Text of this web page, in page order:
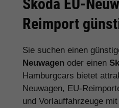
Skoda EU-
Reimport
Sie suchen einen
Neuwagen oder einen
Hamburgcars bietet
Neuwagen, EU-
und Vorlauffahrzeuge